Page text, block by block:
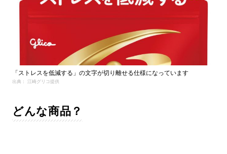
「ストレスを低減する」の文字が切り離せる仕様になっています
出典： 江崎グリコ提供
どんな商品？